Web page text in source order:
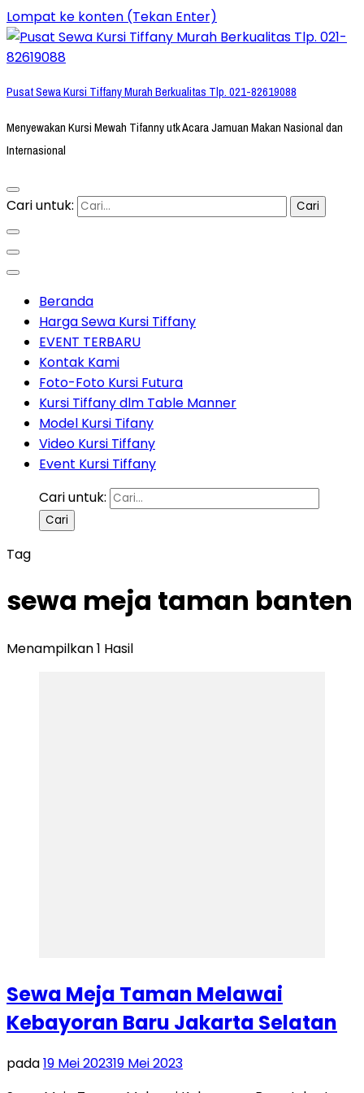
Lompat ke konten (Tekan Enter)
Pusat Sewa Kursi Tiffany Murah Berkualitas Tlp. 021-82619088
Menyewakan Kursi Mewah Tifanny utk Acara Jamuan Makan Nasional dan
Internasional
Cari untuk:
Beranda
Harga Sewa Kursi Tiffany
EVENT TERBARU
Kontak Kami
Foto-Foto Kursi Futura
Kursi Tiffany dlm Table Manner
Model Kursi Tifany
Video Kursi Tiffany
Event Kursi Tiffany
Cari untuk:
Tag
sewa meja taman banten
Menampilkan 1 Hasil
Sewa Meja Taman Melawai
Kebayoran Baru Jakarta Selatan
pada19 Mei 202319 Mei 2023